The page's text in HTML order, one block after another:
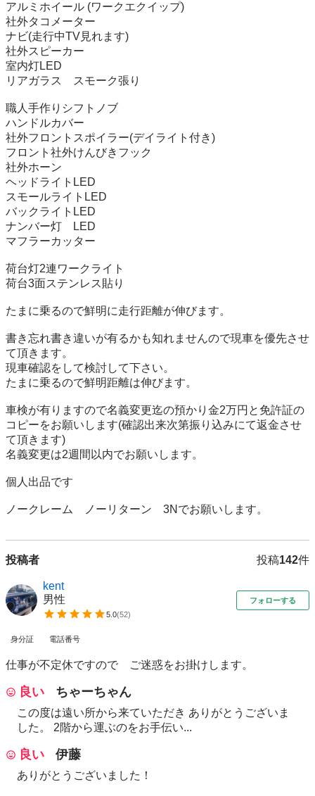
アルミホイール (ワークエクイップ)
社外タコメーター
ナビ(走行中TV見れます)
社外スピーカー
室内灯LED
リアガラス　スモーク張り
職人手作りシフトノブ
ハンドルカバー
社外フロントスポイラー(デイライト付き)
フロント社外けんびきフック
社外ホーン
ヘッドライトLED
スモールライトLED
バックライトLED
ナンバー灯　LED
マフラーカッター
荷台灯2連ワークライト
荷台3面ステンレス貼り
たまに乗るので鮮明に走行距離が伸びます。
書き忘れ書き違いが有るかも知れませんので現車を優先させ
て頂きます。
現車確認をして検討して下さい。
たまに乗るので鮮明距離は伸びます。
車検が有りますので名義変更迄の預かり金2万円と免許証の
コピーをお願いします(確認出来次第振り込みにて返金させ
て頂きます)
名義変更は2週間以内でお願いします。
個人出品です
ノークレーム　ノーリターン　3Nでお願いします。
投稿者 投稿142件
kent
男性
5.0(52)
フォローする
身分証 電話番号
仕事が不定休ですので ご迷惑をお掛けします。
良い ちゃーちゃん
この度は遠い所から来ていただき ありがとうございま
した。 2階から運ぶのをお手伝い...
良い 伊藤
ありがとうございました！